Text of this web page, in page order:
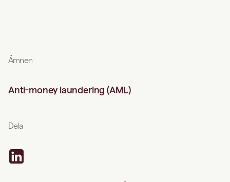
Ämnen
Anti-money laundering (AML)
Dela